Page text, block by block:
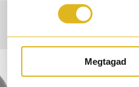
Megtagad